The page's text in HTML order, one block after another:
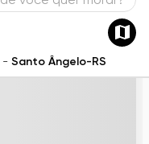
- Santo Ângelo-RS